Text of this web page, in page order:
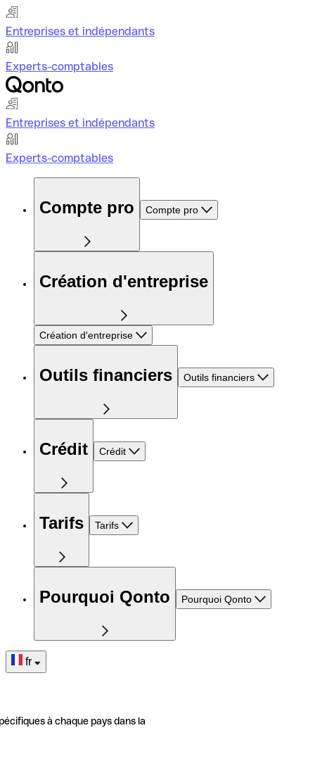
Entreprises et indépendants
Experts-comptables
Entreprises et indépendants
Experts-comptables
Compte pro Compte pro
Création d'entreprise
Création d'entreprise
Outils financiers Outils financiers
Crédit Crédit
Tarifs Tarifs
Pourquoi Qonto Pourquoi Qonto
fr
à chaque pays dans la